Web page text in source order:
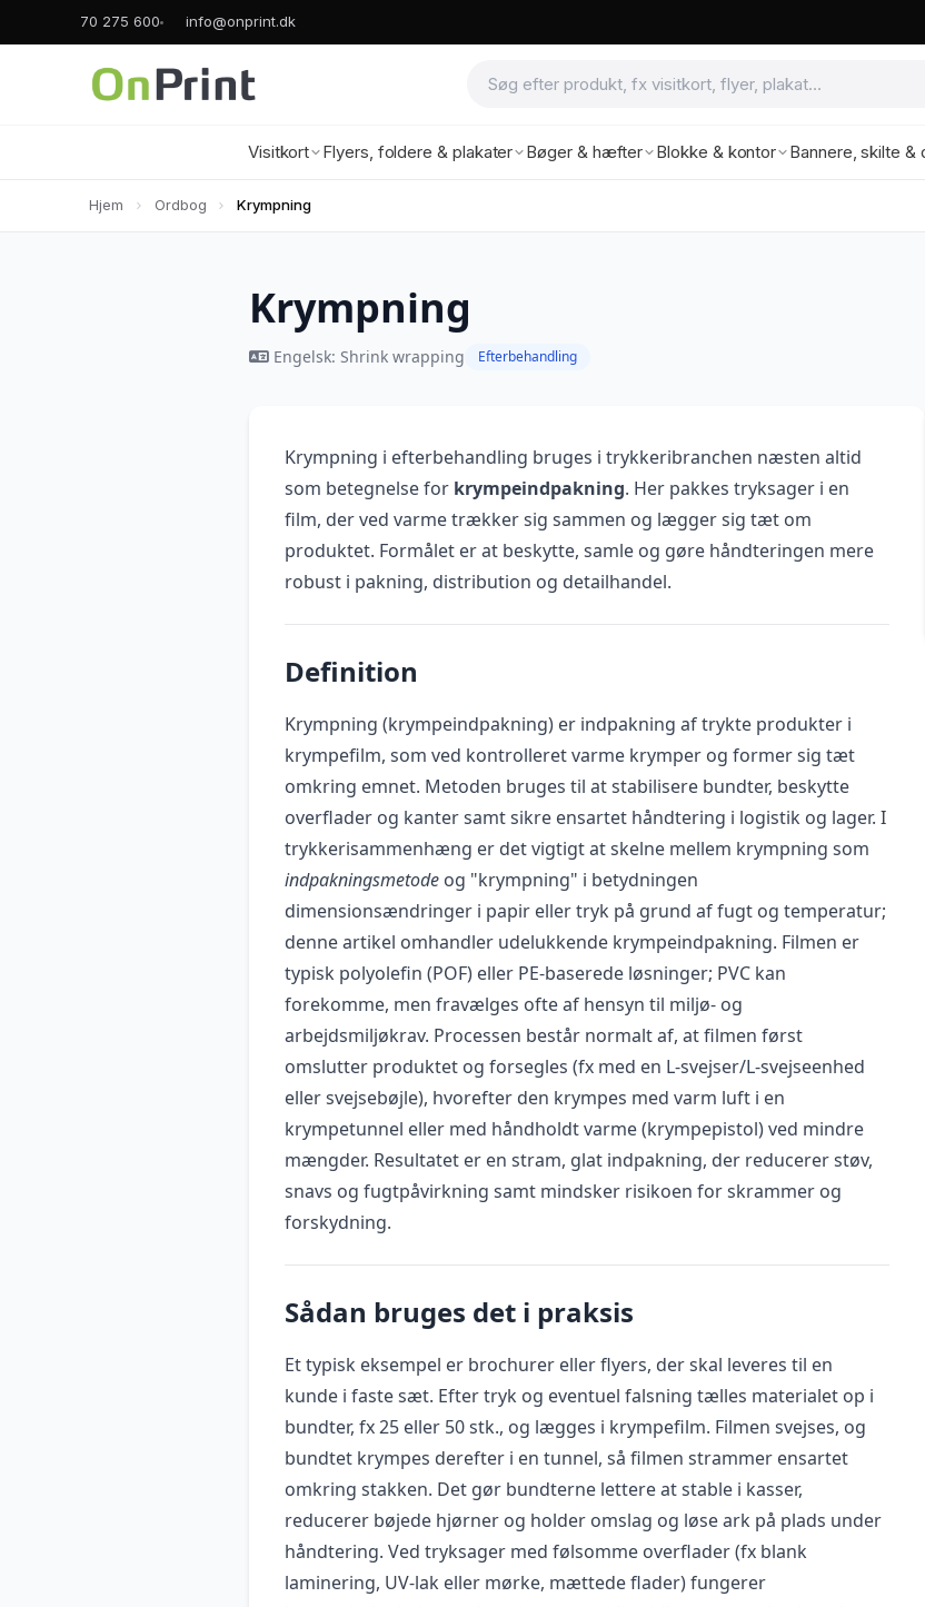
70 275 600 info@onprint.dk
Visitkort Flyers, foldere & plakater Bøger & hæfter Blokke & kontor Bannere, skilte &
Hjem Ordbog Krympning
Krympning
Engelsk: Shrink wrapping Efterbehandling
Krympning i efterbehandling bruges i trykkeribranchen næsten altid
som betegnelse for krympeindpakning. Her pakkes tryksager i en
film, der ved varme trækker sig sammen og lægger sig tæt om
produktet. Formålet er at beskytte, samle og gøre håndteringen mere
robust i pakning, distribution og detailhandel.
Definition
Krympning (krympeindpakning) er indpakning af trykte produkter i
krympefilm, som ved kontrolleret varme krymper og former sig tæt
omkring emnet. Metoden bruges til at stabilisere bundter, beskytte
overflader og kanter samt sikre ensartet håndtering i logistik og lager. I
trykkerisammenhæng er det vigtigt at skelne mellem krympning som
indpakningsmetode og "krympning" i betydningen
dimensionsændringer i papir eller tryk på grund af fugt og temperatur;
denne artikel omhandler udelukkende krympeindpakning. Filmen er
typisk polyolefin (POF) eller PE-baserede løsninger; PVC kan
forekomme, men fravælges ofte af hensyn til miljø- og
arbejdsmiljøkrav. Processen består normalt af, at filmen først
omslutter produktet og forsegles (fx med en L-svejser/L-svejseenhed
eller svejsebøjle), hvorefter den krympes med varm luft i en
krympetunnel eller med håndholdt varme (krympepistol) ved mindre
mængder. Resultatet er en stram, glat indpakning, der reducerer støv,
snavs og fugtpåvirkning samt mindsker risikoen for skrammer og
forskydning.
Sådan bruges det i praksis
Et typisk eksempel er brochurer eller flyers, der skal leveres til en
kunde i faste sæt. Efter tryk og eventuel falsning tælles materialet op i
bundter, fx 25 eller 50 stk., og lægges i krympefilm. Filmen svejses, og
bundtet krympes derefter i en tunnel, så filmen strammer ensartet
omkring stakken. Det gør bundterne lettere at stable i kasser,
reducerer bøjede hjørner og holder omslag og løse ark på plads under
håndtering. Ved tryksager med følsomme overflader (fx blank
laminering, UV-lak eller mørke, mættede flader) fungerer